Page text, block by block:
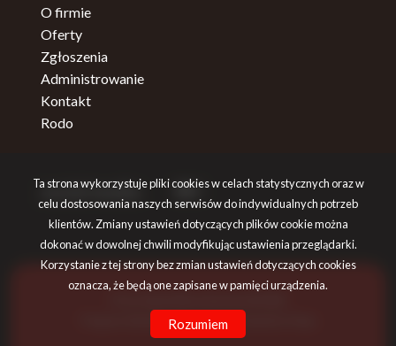
O firmie
Oferty
Zgłoszenia
Administrowanie
Kontakt
Rodo
social media Facebook
Facebook
Program dla biur nieruchomości
Ta strona wykorzystuje pliki cookies w celach statystycznych oraz w
celu dostosowania naszych serwisów do indywidualnych potrzeb
klientów. Zmiany ustawień dotyczących plików cookie można
dokonać w dowolnej chwili modyfikując ustawienia przeglądarki.
Korzystanie z tej strony bez zmian ustawień dotyczących cookies
oznacza, że będą one zapisane w pamięci urządzenia.
Rozumiem